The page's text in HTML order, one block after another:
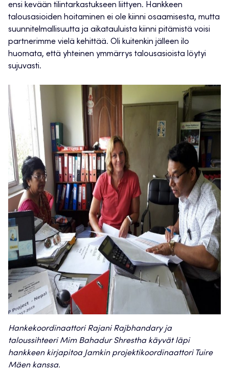
ensi kevään tilintarkastukseen liittyen. Hankkeen
talousasioiden hoitaminen ei ole kiinni osaamisesta, mutta
suunnitelmallisuutta ja aikatauluista kiinni pitämistä voisi
partnerimme vielä kehittää. Oli kuitenkin jälleen ilo
huomata, että yhteinen ymmärrys talousasioista löytyi
sujuvasti.
Hankekoordinaattori Rajani Rajbhandary ja
taloussihteeri Mim Bahadur Shrestha käyvät läpi
hankkeen kirjapitoa Jamkin projektikoordinaattori Tuire
Mäen kanssa.